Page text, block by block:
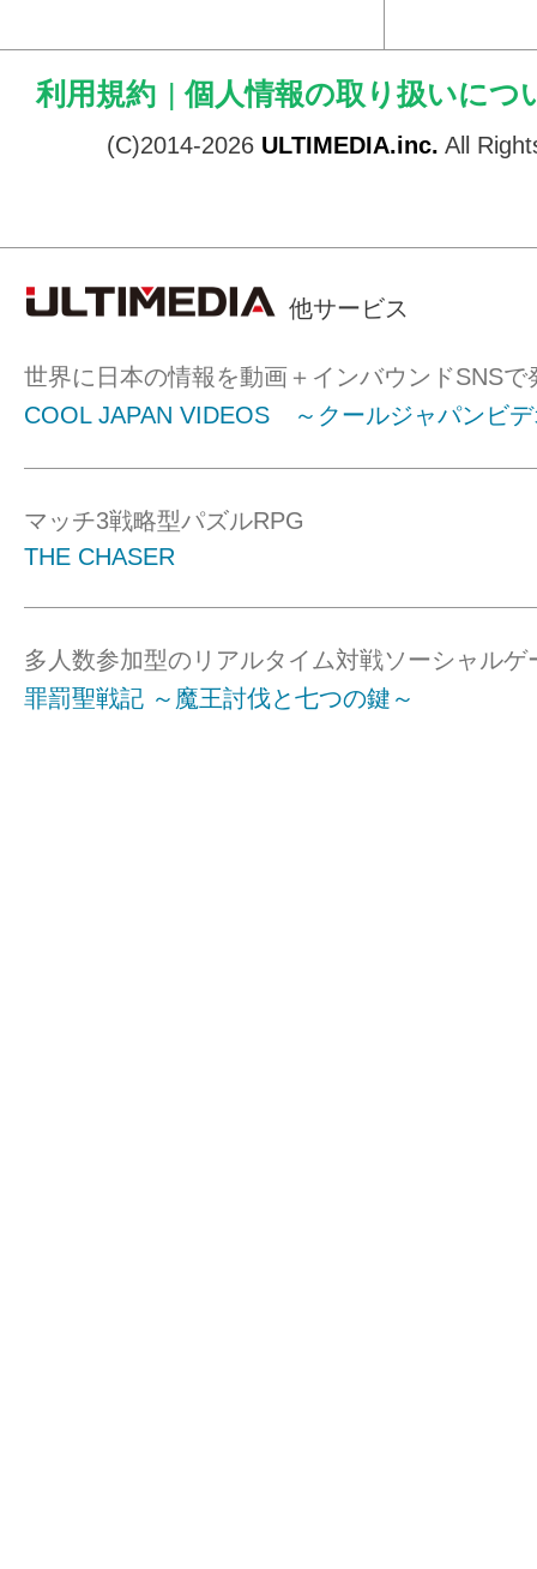
利用規約 | 個人情報の取り扱いにつ
(C)2014-2026 ULTIMEDIA.inc. All
他サービス
世界に日本の情報を動画＋インバウンドSNSで
COOL JAPAN VIDEOS ～クールジャパンビ
マッチ3戦略型パズルRPG
THE CHASER
多人数参加型のリアルタイム対戦ソーシャルゲ
罪罰聖戦記 ～魔王討伐と七つの鍵～